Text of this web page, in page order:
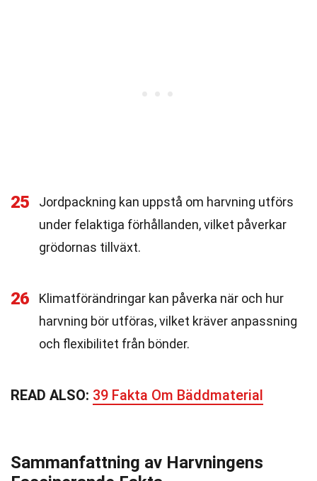
25
Jordpackning kan uppstå om harvning utförs
under felaktiga förhållanden, vilket påverkar
grödornas tillväxt.
26
Klimatförändringar kan påverka när och hur
harvning bör utföras, vilket kräver anpassning
och flexibilitet från bönder.
READ ALSO: 39 Fakta Om Bäddmaterial
Sammanfattning av Harvningens